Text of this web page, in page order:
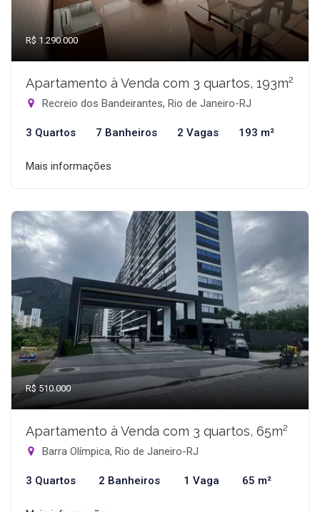
R$ 1.290.000
Apartamento à Venda com 3 quartos, 193m²
Recreio dos Bandeirantes, Rio de Janeiro-RJ
3 Quartos 7 Banheiros 2 Vagas 193 m²
Mais informações
R$ 510.000
Apartamento à Venda com 3 quartos, 65m²
Barra Olímpica, Rio de Janeiro-RJ
3 Quartos 2 Banheiros 1 Vaga 65 m²